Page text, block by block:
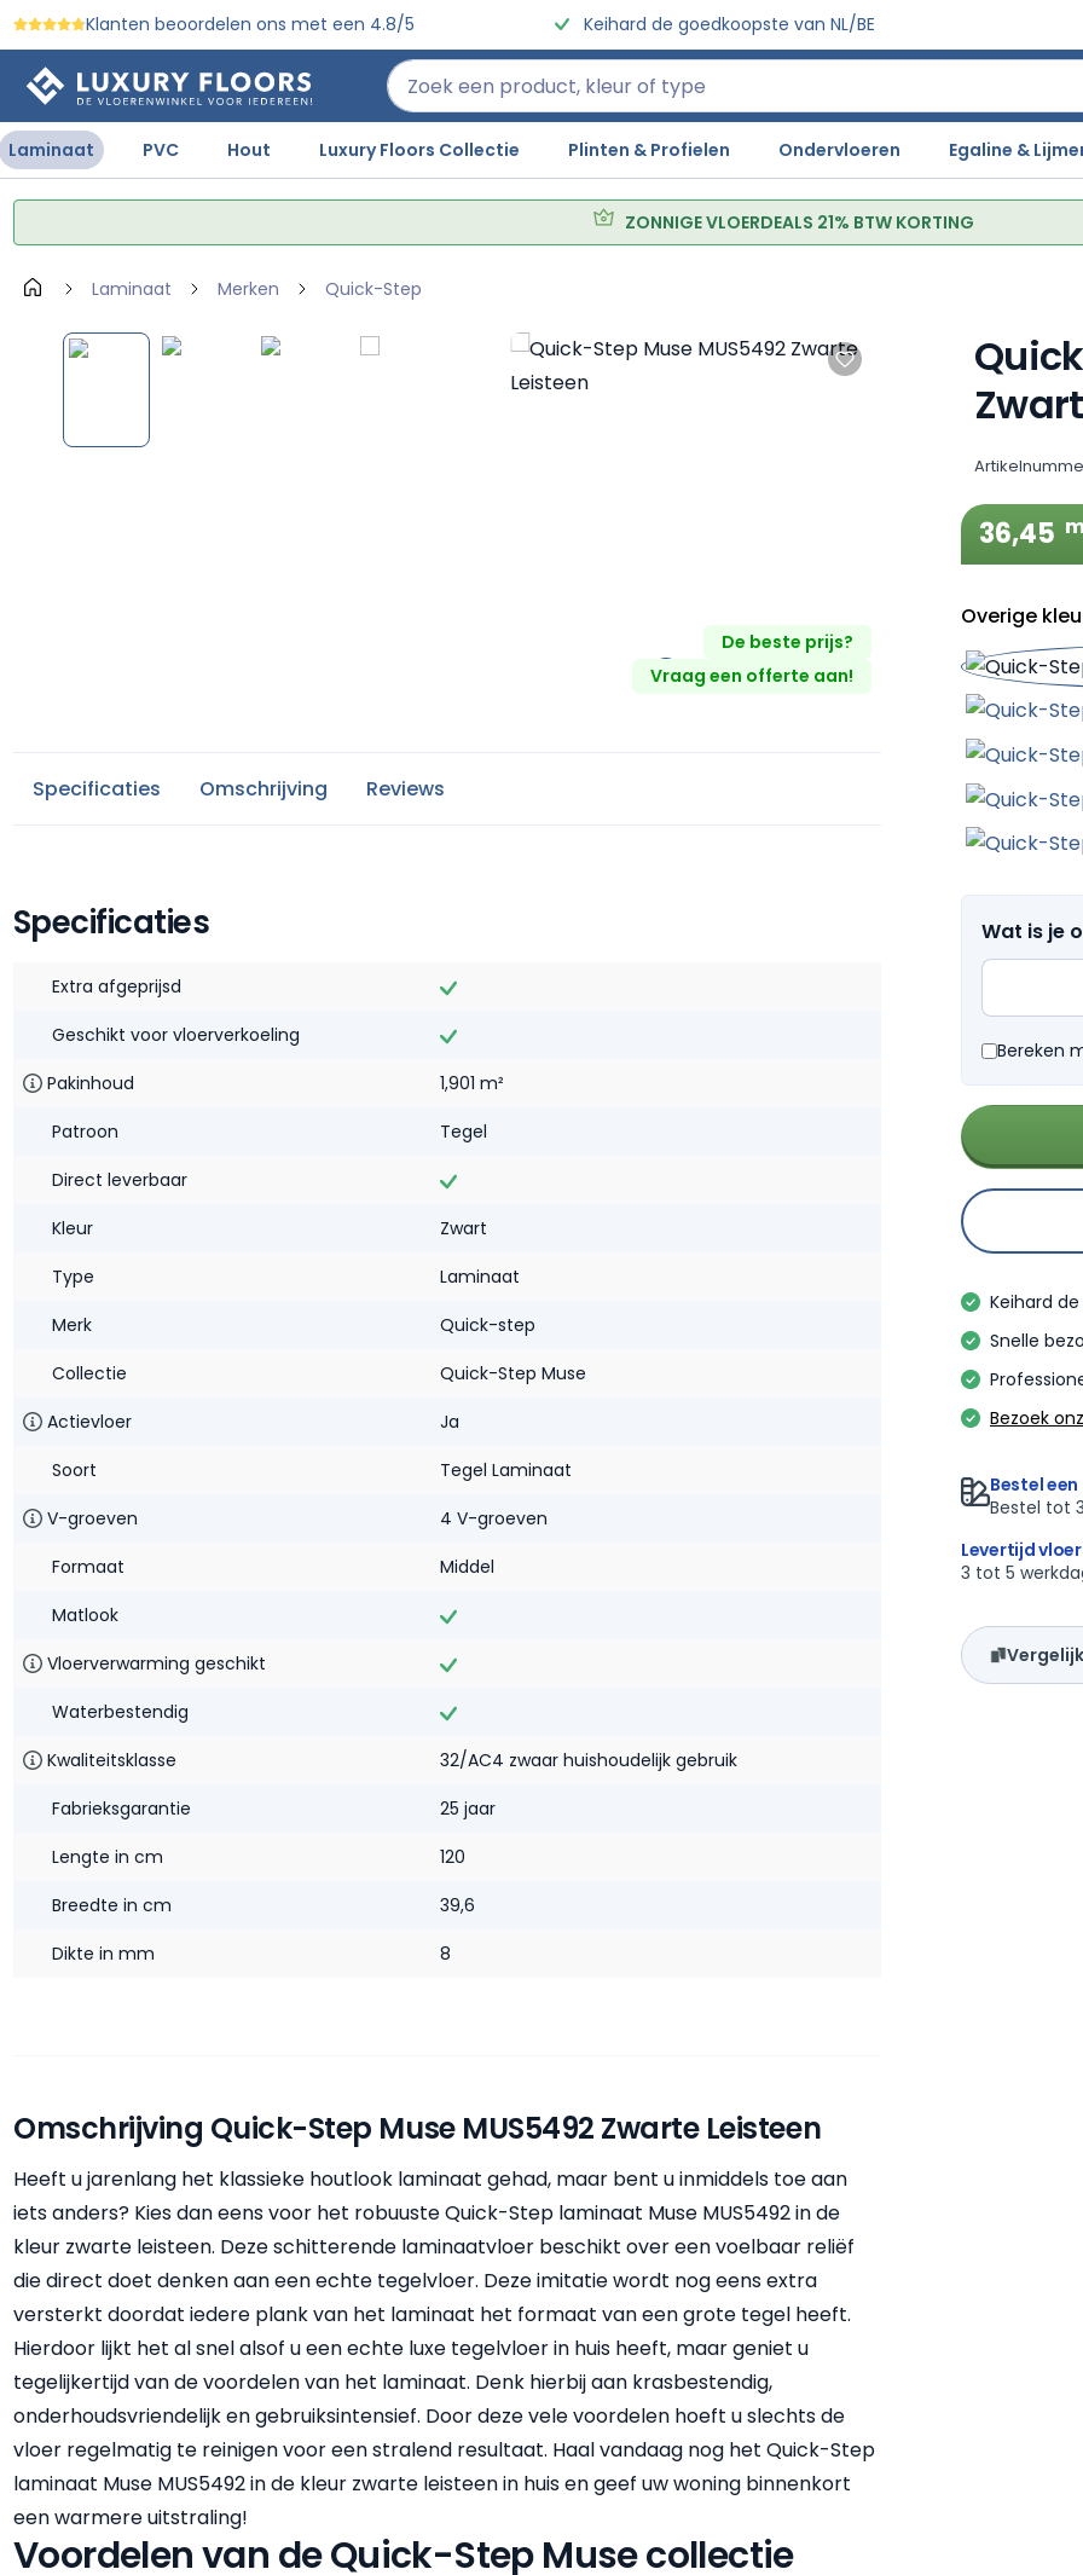
naar de hoofdinhoud
Ga naar de zoekopdracht
Ga naar de hoofdnavigatie
Klanten beoordelen ons met een 4.8/5 Professionele legservice
Laminaat PVC Hout Luxury Floors Collectie Plinten & Profielen Ondervloeren Egaline &
ZONNIGE VLOERDEALS 21% BTW KORTING
Laminaat Merken Quick-Step
Afbeeldingengalerij overslaan
De beste prijs?
Vraag een offerte aan!
Specificaties Omschrijving Reviews
Specificaties
Extra afgeprijsd
Geschikt voor vloerverkoeling
Pakinhoud
1,901 m²
Patroon
Tegel
Direct leverbaar
Kleur
Zwart
Type
Laminaat
Merk
Quick-step
Collectie
Quick-Step Muse
Actievloer
Ja
Soort
Tegel Laminaat
V-groeven
4 V-groeven
Formaat
Middel
Matlook
Vloerverwarming geschikt
Waterbestendig‎
Kwaliteitsklasse
32/AC4 zwaar huishoudelijk gebruik
Fabrieksgarantie
25 jaar
Lengte in cm
120
Breedte in cm
39,6
Dikte in mm
8
Omschrijving Quick-Step Muse MUS5492 Zwarte Leisteen
Heeft u jarenlang het klassieke houtlook laminaat gehad, maar bent u inmiddels toe aan
iets anders? Kies dan eens voor het robuuste Quick-Step laminaat Muse MUS5492 in de
kleur zwarte leisteen. Deze schitterende laminaatvloer beschikt over een voelbaar reliëf
die direct doet denken aan een echte tegelvloer. Deze imitatie wordt nog eens extra
versterkt doordat iedere plank van het laminaat het formaat van een grote tegel heeft.
Hierdoor lijkt het al snel alsof u een echte luxe tegelvloer in huis heeft, maar geniet u
tegelijkertijd van de voordelen van het laminaat. Denk hierbij aan krasbestendig,
onderhoudsvriendelijk en gebruiksintensief. Door deze vele voordelen hoeft u slechts de
vloer regelmatig te reinigen voor een stralend resultaat. Haal vandaag nog het Quick-Step
laminaat Muse MUS5492 in de kleur zwarte leisteen in huis en geef uw woning binnenkort
een warmere uitstraling!
Voordelen van de Quick-Step Muse collectie
36,45
Overige
Wat is je
Bereken
Keihard
Snelle
Bezoek
Bestel
Bestel tot
Levertijd
3 tot 5